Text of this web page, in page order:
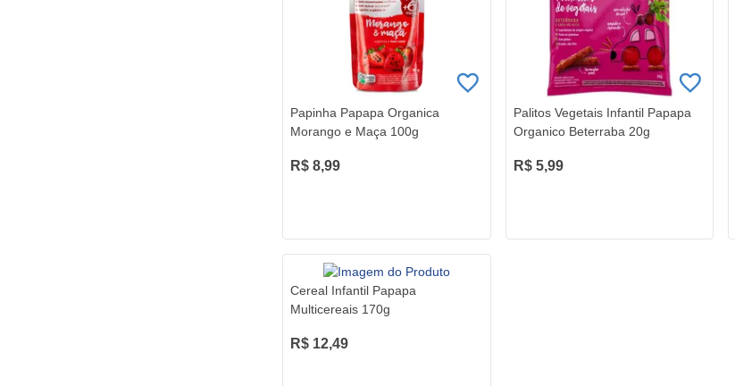
Papinha Papapa Organica
Morango e Maça 100g
R$ 8,99
Palitos Vegetais Infantil Papapa
Organico Beterraba 20g
R$ 5,99
Cereal Infantil Papapa
Multicereais 170g
R$ 12,49